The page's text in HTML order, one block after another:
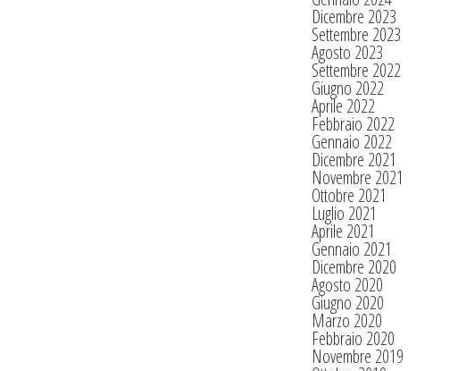
Dicembre 2023
Settembre 2023
Agosto 2023
Settembre 2022
Giugno 2022
Aprile 2022
Febbraio 2022
Gennaio 2022
Dicembre 2021
Novembre 2021
Ottobre 2021
Luglio 2021
Aprile 2021
Gennaio 2021
Dicembre 2020
Agosto 2020
Giugno 2020
Marzo 2020
Febbraio 2020
Novembre 2019